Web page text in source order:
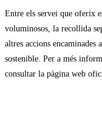
Entre els servei que oferix
voluminosos, la recollida
altres accions
sostenible. Per a més
consultar la pàgina web